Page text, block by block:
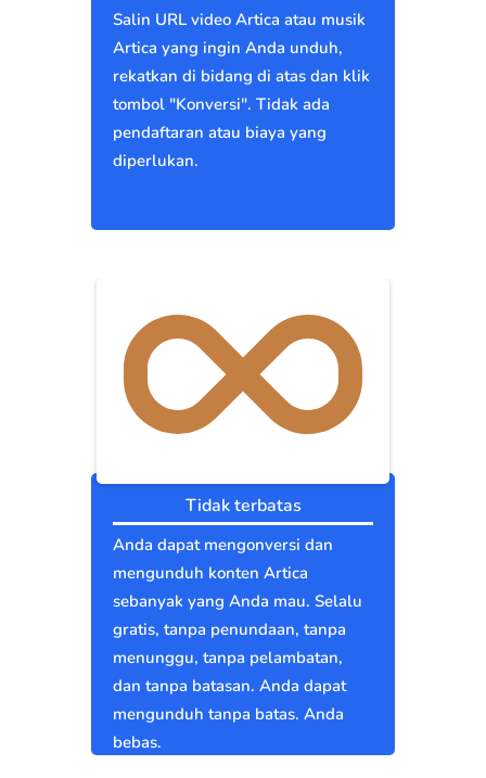
Salin URL video Artica atau musik
Artica yang ingin Anda unduh,
rekatkan di bidang di atas dan klik
tombol "Konversi". Tidak ada
pendaftaran atau biaya yang
diperlukan.
Tidak terbatas
Anda dapat mengonversi dan
mengunduh konten Artica
sebanyak yang Anda mau. Selalu
gratis, tanpa penundaan, tanpa
menunggu, tanpa pelambatan,
dan tanpa batasan. Anda dapat
mengunduh tanpa batas. Anda
bebas.